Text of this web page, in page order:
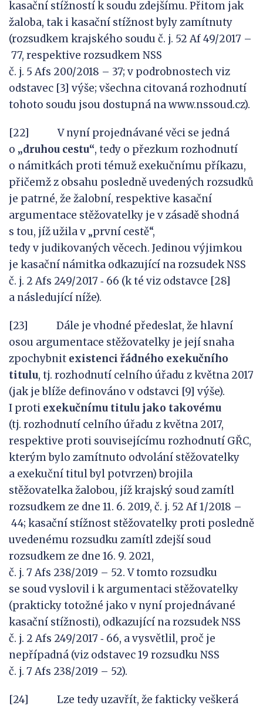
kasační stížností k soudu zdejšímu. Přitom jak
žaloba, tak i kasační stížnost byly zamítnuty
(rozsudkem krajského soudu č. j. 52 Af 49/2017 –
77, respektive rozsudkem NSS
č. j. 5 Afs 200/2018 – 37; v podrobnostech viz
odstavec [3] výše; všechna citovaná rozhodnutí
tohoto soudu jsou dostupná na www.nssoud.cz).
[22] V nyní projednávané věci se jedná
o „druhou cestu“, tedy o přezkum rozhodnutí
o námitkách proti témuž exekučnímu příkazu,
přičemž z obsahu posledně uvedených rozsudků
je patrné, že žalobní, respektive kasační
argumentace stěžovatelky je v zásadě shodná
s tou, jíž užila v „první cestě“,
tedy v judikovaných věcech. Jedinou výjimkou
je kasační námitka odkazující na rozsudek NSS
č. j. 2 Afs 249/2017 ‑ 66 (k té viz odstavce [28]
a následující níže).
[23] Dále je vhodné předeslat, že hlavní
osou argumentace stěžovatelky je její snaha
zpochybnit existenci řádného exekučního
titulu, tj. rozhodnutí celního úřadu z května 2017
(jak je blíže definováno v odstavci [9] výše).
I proti exekučnímu titulu jako takovému
(tj. rozhodnutí celního úřadu z května 2017,
respektive proti souvisejícímu rozhodnutí GŘC,
kterým bylo zamítnuto odvolání stěžovatelky
a exekuční titul byl potvrzen) brojila
stěžovatelka žalobou, jíž krajský soud zamítl
rozsudkem ze dne 11. 6. 2019, č. j. 52 Af 1/2018 –
44; kasační stížnost stěžovatelky proti posledně
uvedenému rozsudku zamítl zdejší soud
rozsudkem ze dne 16. 9. 2021,
č. j. 7 Afs 238/2019 – 52. V tomto rozsudku
se soud vyslovil i k argumentaci stěžovatelky
(prakticky totožné jako v nyní projednávané
kasační stížnosti), odkazující na rozsudek NSS
č. j. 2 Afs 249/2017 ‑ 66, a vysvětlil, proč je
nepřípadná (viz odstavec 19 rozsudku NSS
č. j. 7 Afs 238/2019 – 52).
[24] Lze tedy uzavřít, že fakticky veškerá